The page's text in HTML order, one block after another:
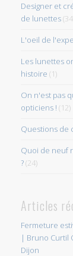
Designer et
de lunettes
L'oeil de
Les lunettes
histoire (1)
On n'est pas
opticiens ! (12)
Questions de
Quoi de neuf
?(24)
Articles
Fermeture
| Bruno Curtil
Dijon